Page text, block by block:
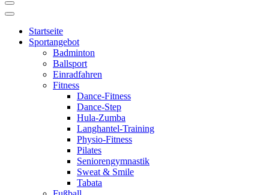
Startseite
Sportangebot
Badminton
Ballsport
Einradfahren
Fitness
Dance-Fitness
Dance-Step
Hula-Zumba
Langhantel-Training
Physio-Fitness
Pilates
Seniorengymnastik
Sweat & Smile
Tabata